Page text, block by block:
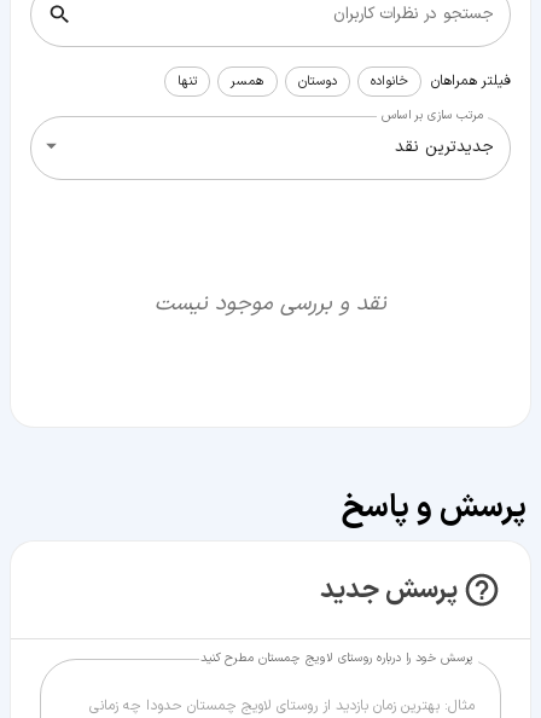
جستجو در نظرات کاربران
فیلتر همراهان خانواده دوستان همسر تنها
مرتب سازی بر اساس
جدیدترین نقد
نقد و بررسی موجود نیست
پرسش و پاسخ
پرسش جدید
پرسش خود را درباره روستای لاویج چمستان مطرح کنید